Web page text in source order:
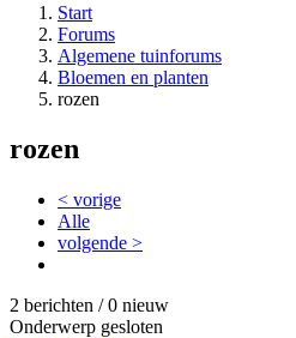
Start
Forums
Algemene tuinforums
Bloemen en planten
rozen
rozen
< vorige
Alle
volgende >
2 berichten / 0 nieuw
Onderwerp gesloten